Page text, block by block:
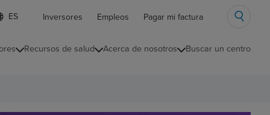
Inversores Empleos Pagar mi factura
Recursos de salud Acerca de nosotros Buscar un centro